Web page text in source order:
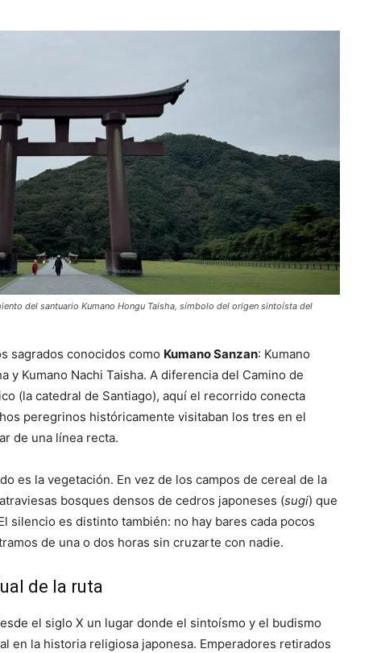
del santuario Kumano Hongu Taisha, símbolo del origen sintoísta del
sagrados conocidos como Kumano Sanzan: Kumano
y Kumano Nachi Taisha. A diferencia del Camino de
(la catedral de Santiago), aquí el recorrido conecta
peregrinos históricamente visitaban los tres en el
de una línea recta.
es la vegetación. En vez de los campos de cereal de la
bosques densos de cedros japoneses (sugi) que
silencio es distinto también: no hay bares cada pocos
de una o dos horas sin cruzarte con nadie.
de la ruta
el siglo X un lugar donde el sintoísmo y el budismo
en la historia religiosa japonesa. Emperadores retirados